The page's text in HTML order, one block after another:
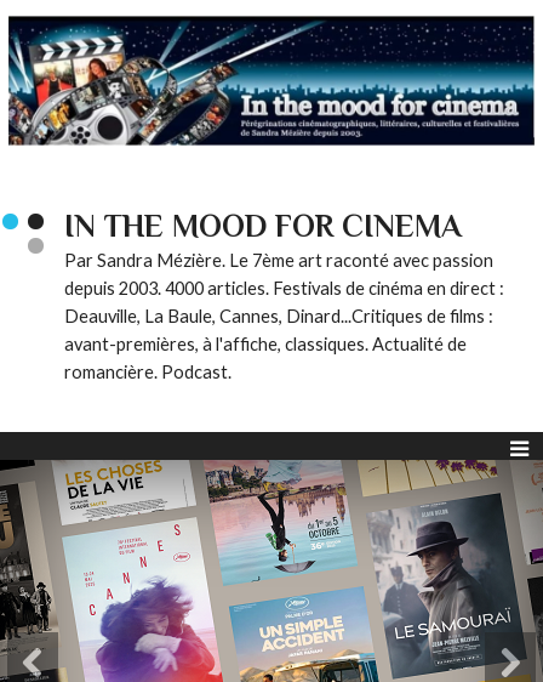
IN THE MOOD FOR CINEMA
Par Sandra Mézière. Le 7ème art raconté avec passion
depuis 2003. 4000 articles. Festivals de cinéma en direct :
Deauville, La Baule, Cannes, Dinard...Critiques de films :
avant-premières, à l'affiche, classiques. Actualité de
romancière. Podcast.